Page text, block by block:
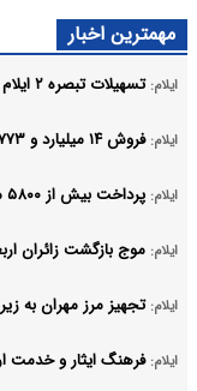
مهمترین اخبار
ایلام: تسهیلات تبصره ۲ ایلام به طرح‌های اشتغال‌زا و اولویت‌دار اختصاص می‌یابد
ایلام: فروش ۱۴ میلیارد و ۷۷۳ میلیون تومان صنایع‌دستی ایلام در ایام اربعین
ایلام: پرداخت بیش از ۵۸۰۰ میلیارد تومان از مطالبات گندمکاران ایلام
ایلام: موج بازگشت زائران اربعین از
ایلام: تجهیز مرز مهران به
ایلام: فرهنگ ایثار و خدمت